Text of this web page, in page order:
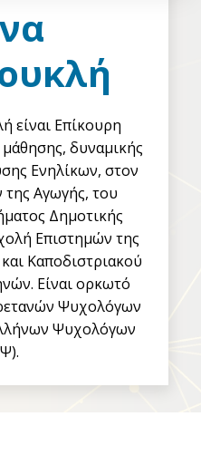
είναι Επίκουρη
δυναμικής
Ενηλίκων, στον
Αγωγής, του
Δημοτικής
Επιστημών της
Καποδιστριακού
Είναι ορκωτό
Ψυχολόγων
Ψυχολόγων